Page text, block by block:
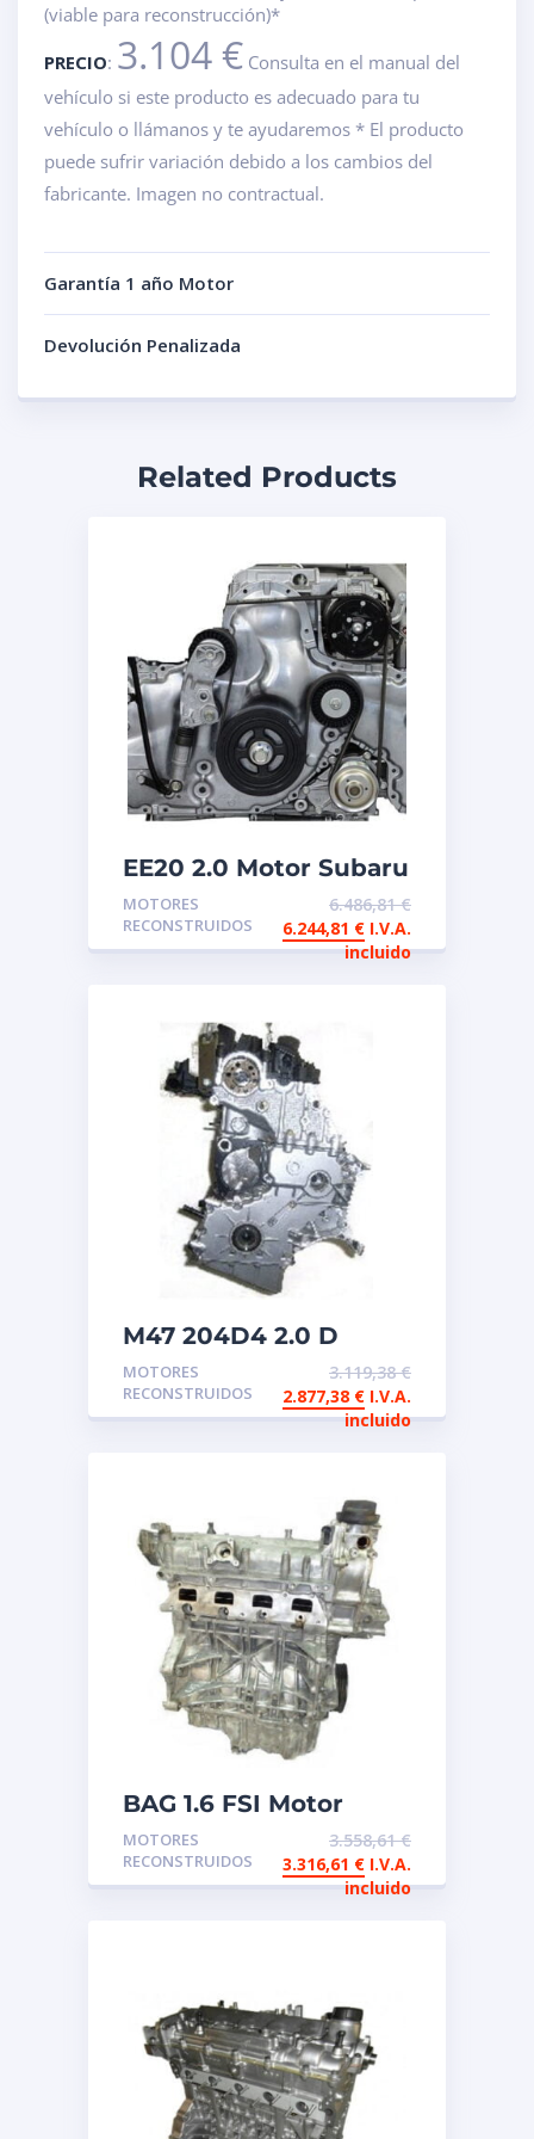
(viable para reconstrucción)*
PRECIO: 3.104 € Consulta en el manual del
vehículo si este producto es adecuado para tu
vehículo o llámanos y te ayudaremos * El producto
puede sufrir variación debido a los cambios del
fabricante. Imagen no contractual.
Garantía 1 año Motor
Devolución Penalizada
Related Products
EE20 2.0 Motor Subaru
Boxer reconstruido de
intercambio
MOTORES
RECONSTRUIDOS
6.486,81€
6.244,81 € I.V.A.
incluido
M47 204D4 2.0 D
BMW Motor
reconstruido de
intercambio
MOTORES
RECONSTRUIDOS
3.119,38€
2.877,38 € I.V.A.
incluido
BAG 1.6 FSI Motor
reconstruido de
intercambio
MOTORES
RECONSTRUIDOS
3.558,61€
3.316,61 € I.V.A.
incluido